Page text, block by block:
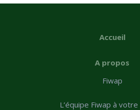
Accueil
A propos
Fiwap
L’équipe Fiwap à